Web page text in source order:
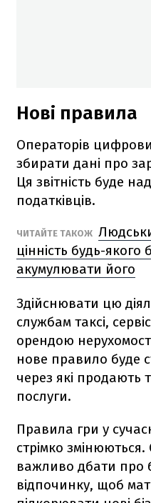
Нові правила
Операторів
збирати дані про
Ця звітність буде
податківців.
ЧИТАЙТЕ ТАКОЖ
цінність будь-якого
акумулювати його
Здійснювати цю
службам таксі,
орендою
нове правило буде
через які продають
послуги.
Правила гри у
стрімко змінюються.
важливо дбати про
відпочинку, щоб